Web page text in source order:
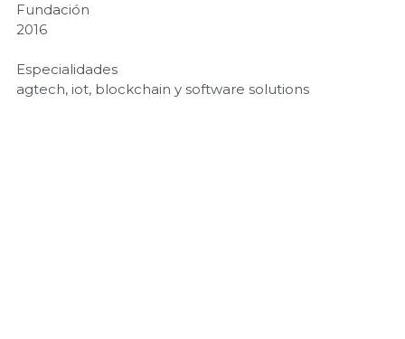
Fundación
2016
Especialidades
agtech, iot, blockchain y software solutions